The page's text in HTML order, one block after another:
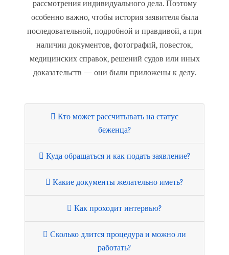
рассмотрения индивидуального дела. Поэтому
особенно важно, чтобы история заявителя была
последовательной, подробной и правдивой, а при
наличии документов, фотографий, повесток,
медицинских справок, решений судов или иных
доказательств — они были приложены к делу.
Кто может рассчитывать на статус
беженца?
Куда обращаться и как подать заявление?
Какие документы желательно иметь?
Как проходит интервью?
Сколько длится процедура и можно ли
работать?